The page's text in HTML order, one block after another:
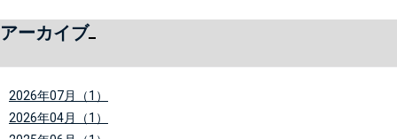
アーカイブ
2026年07月（1）
2026年04月（1）